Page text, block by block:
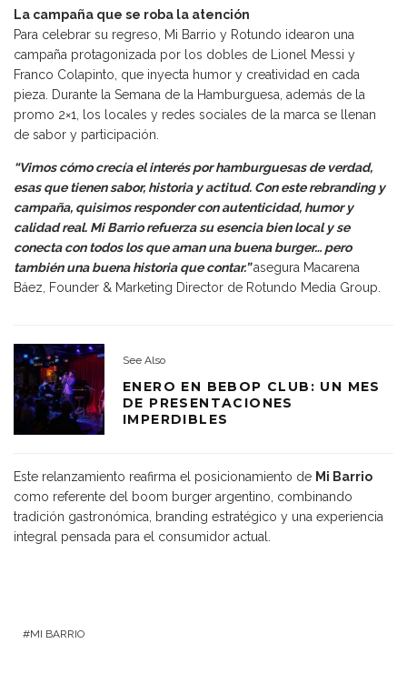
La campaña que se roba la atención
Para celebrar su regreso, Mi Barrio y Rotundo idearon una
campaña protagonizada por los dobles de Lionel Messi y
Franco Colapinto, que inyecta humor y creatividad en cada
pieza. Durante la Semana de la Hamburguesa, además de la
promo 2×1, los locales y redes sociales de la marca se llenan
de sabor y participación.
“Vimos cómo crecía el interés por hamburguesas de verdad,
esas que tienen sabor, historia y actitud. Con este rebranding y
campaña, quisimos responder con autenticidad, humor y
calidad real. Mi Barrio refuerza su esencia bien local y se
conecta con todos los que aman una buena burger… pero
también una buena historia que contar.”asegura Macarena
Báez, Founder & Marketing Director de Rotundo Media Group.
See Also
ENERO EN BEBOP CLUB: UN MES
DE PRESENTACIONES
IMPERDIBLES
Este relanzamiento reafirma el posicionamiento de Mi Barrio
como referente del boom burger argentino, combinando
tradición gastronómica, branding estratégico y una experiencia
integral pensada para el consumidor actual.
MI BARRIO